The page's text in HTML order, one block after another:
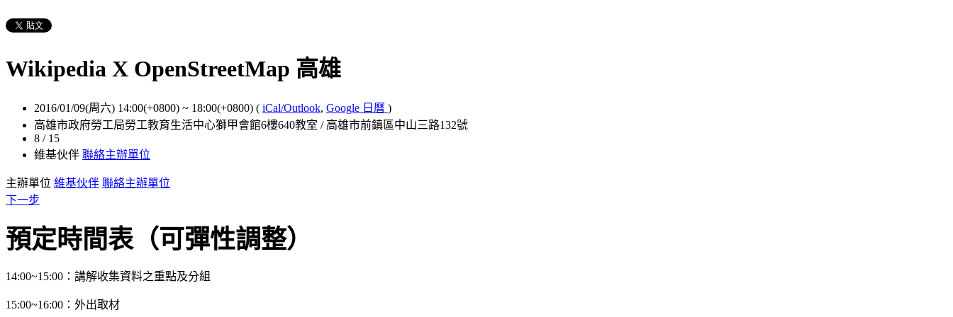
Wikipedia X OpenStreetMap 高雄
2016/01/09(周六) 14:00(+0800) ~ 18:00(+0800) ( iCal/Outlook, Google 日曆 )
高雄市政府勞工局勞工教育生活中心獅甲會館6樓640教室 / 高雄市前鎮區中山三路132號
8 / 15
維基伙伴 聯絡主辦單位
主辦單位 維基伙伴 聯絡主辦單位
下一步
預定時間表（可彈性調整）
14:00~15:00：講解收集資料之重點及分組
15:00~16:00：外出取材